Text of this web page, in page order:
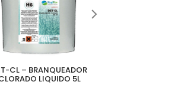
CL – BRANQUEADOR
LIQUIDO 5L